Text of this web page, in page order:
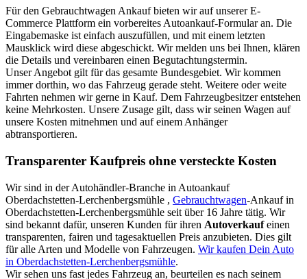
Für den Gebrauchtwagen Ankauf bieten wir auf unserer E-
Commerce Plattform ein vorbereites Autoankauf-Formular an. Die
Eingabemaske ist einfach auszufüllen, und mit einem letzten
Mausklick wird diese abgeschickt. Wir melden uns bei Ihnen, klären
die Details und vereinbaren einen Begutachtungstermin.
Unser Angebot gilt für das gesamte Bundesgebiet. Wir kommen
immer dorthin, wo das Fahrzeug gerade steht. Weitere oder weite
Fahrten nehmen wir gerne in Kauf. Dem Fahrzeugbesitzer entstehen
keine Mehrkosten. Unsere Zusage gilt, dass wir seinen Wagen auf
unsere Kosten mitnehmen und auf einem Anhänger
abtransportieren.
Transparenter Kaufpreis ohne versteckte Kosten
Wir sind in der Autohändler-Branche in Autoankauf
Oberdachstetten-Lerchenbergsmühle , Gebrauchtwagen-Ankauf in
Oberdachstetten-Lerchenbergsmühle seit über 16 Jahre tätig. Wir
sind bekannt dafür, unseren Kunden für ihren Autoverkaufeinen
transparenten, fairen und tagesaktuellen Preis anzubieten. Dies gilt
für alle Arten und Modelle von Fahrzeugen. Wir kaufen Dein Auto
in Oberdachstetten-Lerchenbergsmühle.
Wir sehen uns fast jedes Fahrzeug an, beurteilen es nach seinem